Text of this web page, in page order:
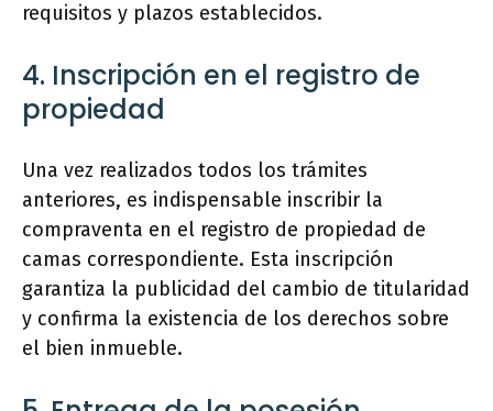
requisitos y plazos establecidos.
4. Inscripción en el registro de
propiedad
Una vez realizados todos los trámites
anteriores, es indispensable inscribir la
compraventa en el registro de propiedad de
camas correspondiente. Esta inscripción
garantiza la publicidad del cambio de titularidad
y confirma la existencia de los derechos sobre
el bien inmueble.